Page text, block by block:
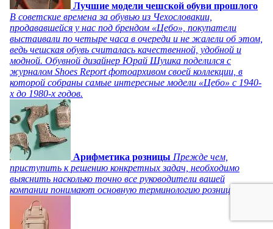
Лучшие модели чешской обуви прошлого
В советские времена за обувью из Чехословакии,
продававшейся у нас под брендом «Цебо», покупатели
выстаивали по четыре часа в очереди и не жалели об этом,
ведь чешская обувь считалась качественной, удобной и
модной. Обувной дизайнер Юрай Шушка поделился с
журналом Shoes Report фотоархивом своей коллекции, в
которой собраны самые интересные модели «Цебо» с 1940-
х до 1980-х годов.
Арифметика розницы Прежде чем,
приступить к решению конкретных задач, необходимо
выяснить насколько точно все руководители вашей
компании понимают основную терминологию розницы.